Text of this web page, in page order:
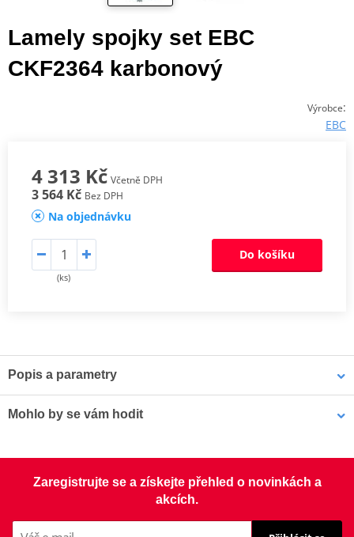
Lamely spojky set EBC
CKF2364 karbonový
Výrobce:
EBC
4 313 Kč Včetně DPH
3 564 Kč Bez DPH
Na objednávku
(ks)
Do košíku
Popis a parametry
tepla, zabrání vypalování a tvoření sklovitého povrchu a mají lepší
Mohlo by se vám hodit
Zaregistrujte se a získejte přehled o novinkách a
akcích.